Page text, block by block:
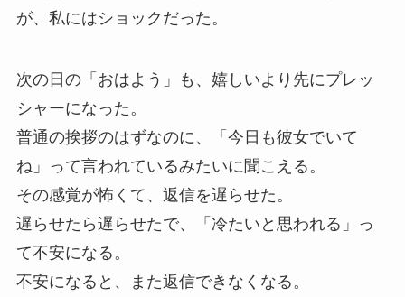
が、私にはショックだった。
次の日の「おはよう」も、嬉しいより先にプレッ
シャーになった。
普通の挨拶のはずなのに、「今日も彼女でいて
ね」って言われているみたいに聞こえる。
その感覚が怖くて、返信を遅らせた。
遅らせたら遅らせたで、「冷たいと思われる」っ
て不安になる。
不安になると、また返信できなくなる。